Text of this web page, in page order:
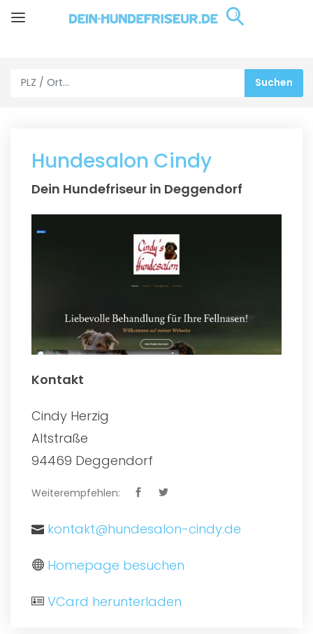
Hundesalon Cindy
Dein Hundefriseur in Deggendorf
Kontakt
Cindy Herzig
Altstraße
94469 Deggendorf
Weiterempfehlen:
kontakt@hundesalon-cindy.de
Homepage besuchen
VCard herunterladen